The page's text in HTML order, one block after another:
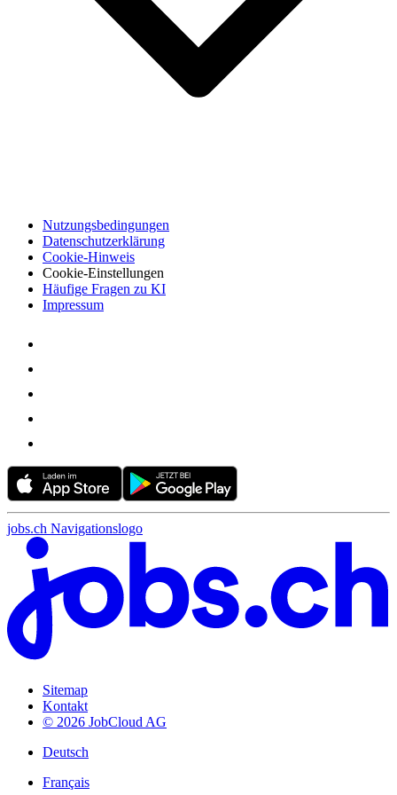
Nutzungsbedingungen
Datenschutzerklärung
Cookie-Hinweis
Cookie-Einstellungen
Häufige Fragen zu KI
Impressum
jobs.ch Navigationslogo
Sitemap
Kontakt
© 2026 JobCloud AG
Deutsch
Français